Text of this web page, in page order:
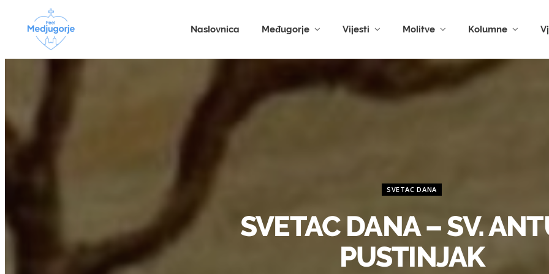
Naslovnica Međugorje Vijesti Molitve Kolumne
SVETAC DANA
SVETAC DANA – SV.
PUSTINJAK